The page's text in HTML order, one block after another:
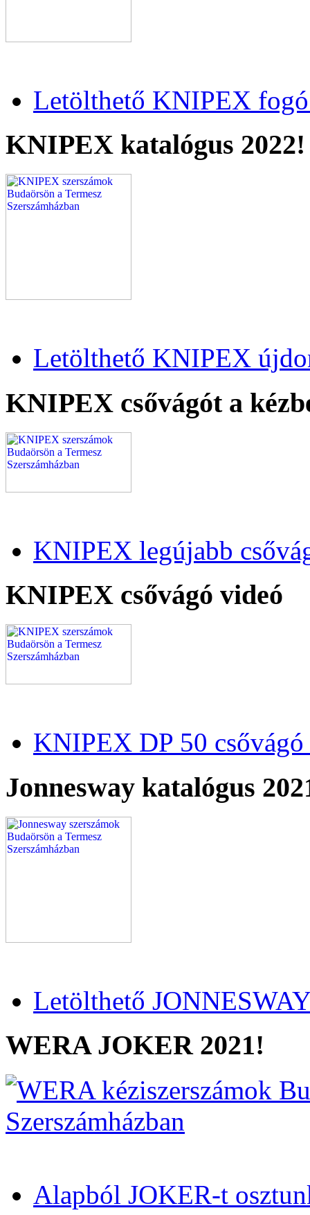
Letölthető KNIPEX fogó
KNIPEX katalógus 2022!
Letölthető KNIPEX
KNIPEX csővágót a
KNIPEX legújabb
KNIPEX csővágó videó
KNIPEX DP 50
Jonnesway katalógus
Letölthető
WERA JOKER 2021!
Alapból JOKER-t